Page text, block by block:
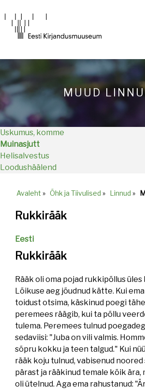
Main
MUUD
Uskumus, komme
Muinasjutt
Helisalvestus
Loodushäälend
Avaleht » Õhk ja Tiivulised » Linnud »
Rukkirääk
Eesti
Rukkirääk
Rääk oli oma pojad rukkipõllus üles
Lõikuse aeg jõudnud kätte. Kui
toidust otsima, käskinud poegi
peremees räägib, kui ta põllu
tulema. Peremees tulnud
sedaviisi: "Juba on vili valmis.
sõpru kokku ja teen talgud." Kui
rääk koju tulnud, vabisenud
pärast ja rääkinud temale kõik ära,
oli ütelnud. Aga ema rahustanud: